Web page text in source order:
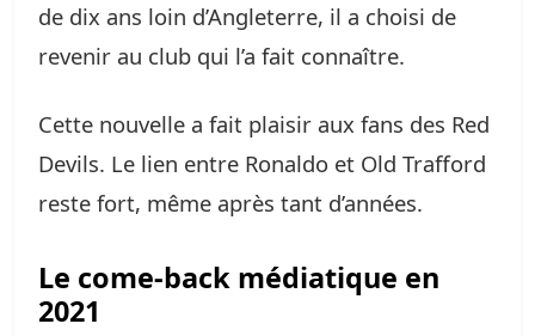
de dix ans loin d’Angleterre, il a choisi de
revenir au club qui l’a fait connaître.
Cette nouvelle a fait plaisir aux fans des Red
Devils. Le lien entre Ronaldo et Old Trafford
reste fort, même après tant d’années.
Le come-back médiatique en
2021